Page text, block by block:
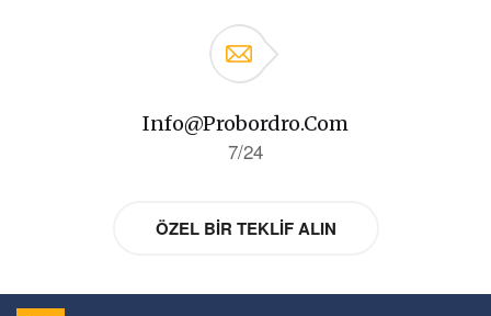
Info@probordro.com
7/24
ÖZEL BIR TEKLIF ALIN